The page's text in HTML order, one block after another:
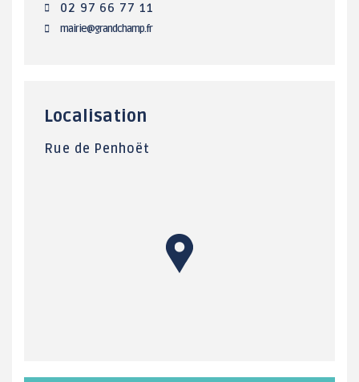
02 97 66 77 11
mairie@grandchamp.fr
Localisation
Rue de Penhoët